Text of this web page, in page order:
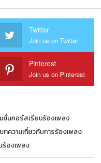
Twitter
Join us on Twitter
Pinterest
Join us on Pinterest
ชั่นคอร์สเรียนร้องเพลง
บทความเกี่ยวกับการร้องเพลง
องเพลง